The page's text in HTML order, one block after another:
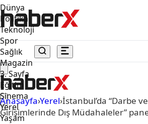
Dünya
Politika
Teknoloji
Spor
Sağlık
Magazin
3. Sayfa
Eğitim
Sinema
Yerel
Yaşam
Anasayfa›Yerel›İstanbul’da “Darbe
Girişimlerinde Dış Müdahaleler”